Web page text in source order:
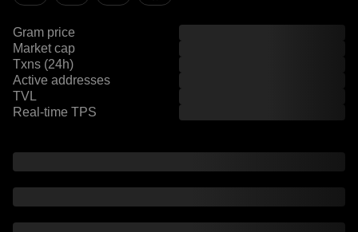
Gram price
Market cap
Txns (24h)
Active addresses
TVL
Real-time TPS